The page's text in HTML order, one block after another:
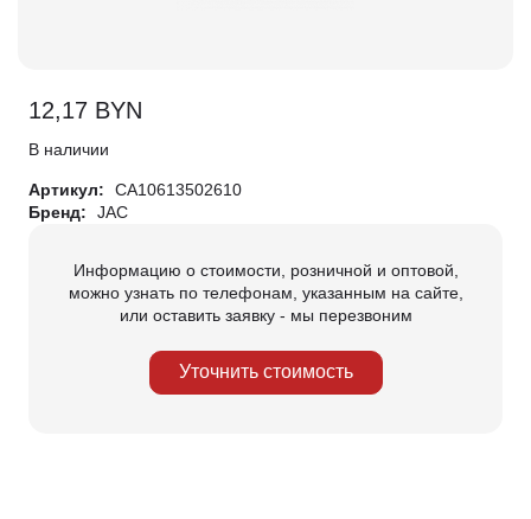
12,17 BYN
В наличии
Артикул:
CA10613502610
Бренд:
JAC
Информацию о стоимости, розничной и оптовой,
можно узнать по телефонам, указанным на сайте,
или оставить заявку - мы перезвоним
Уточнить стоимость